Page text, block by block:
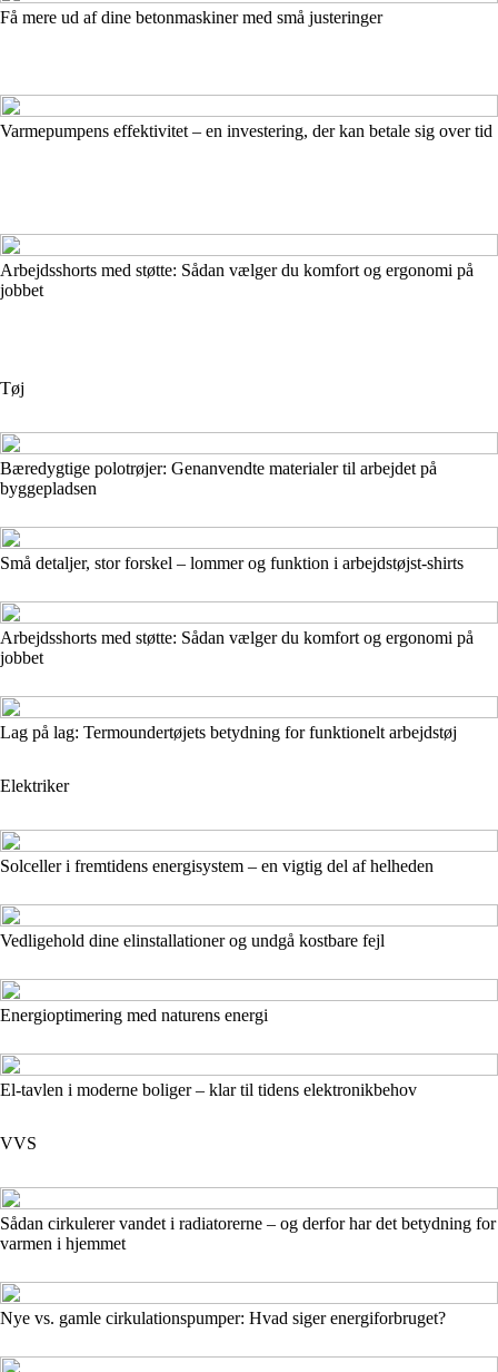
Få mere ud af dine betonmaskiner med små justeringer
Varmepumpens effektivitet – en investering, der kan betale sig over tid
Arbejdsshorts med støtte: Sådan vælger du komfort og ergonomi på
jobbet
Tøj
Bæredygtige polotrøjer: Genanvendte materialer til arbejdet på
byggepladsen
Små detaljer, stor forskel – lommer og funktion i arbejdstøjst-shirts
Arbejdsshorts med støtte: Sådan vælger du komfort og ergonomi på
jobbet
Lag på lag: Termoundertøjets betydning for funktionelt arbejdstøj
Elektriker
Solceller i fremtidens energisystem – en vigtig del af helheden
Vedligehold dine elinstallationer og undgå kostbare fejl
Energioptimering med naturens energi
El-tavlen i moderne boliger – klar til tidens elektronikbehov
VVS
Sådan cirkulerer vandet i radiatorerne – og derfor har det betydning for
varmen i hjemmet
Nye vs. gamle cirkulationspumper: Hvad siger energiforbruget?